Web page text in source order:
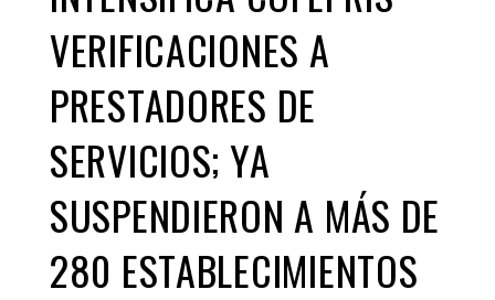
VERIFICACIONES A
PRESTADORES DE
SERVICIOS; YA
SUSPENDIERON A MÁS DE
280 ESTABLECIMIENTOS